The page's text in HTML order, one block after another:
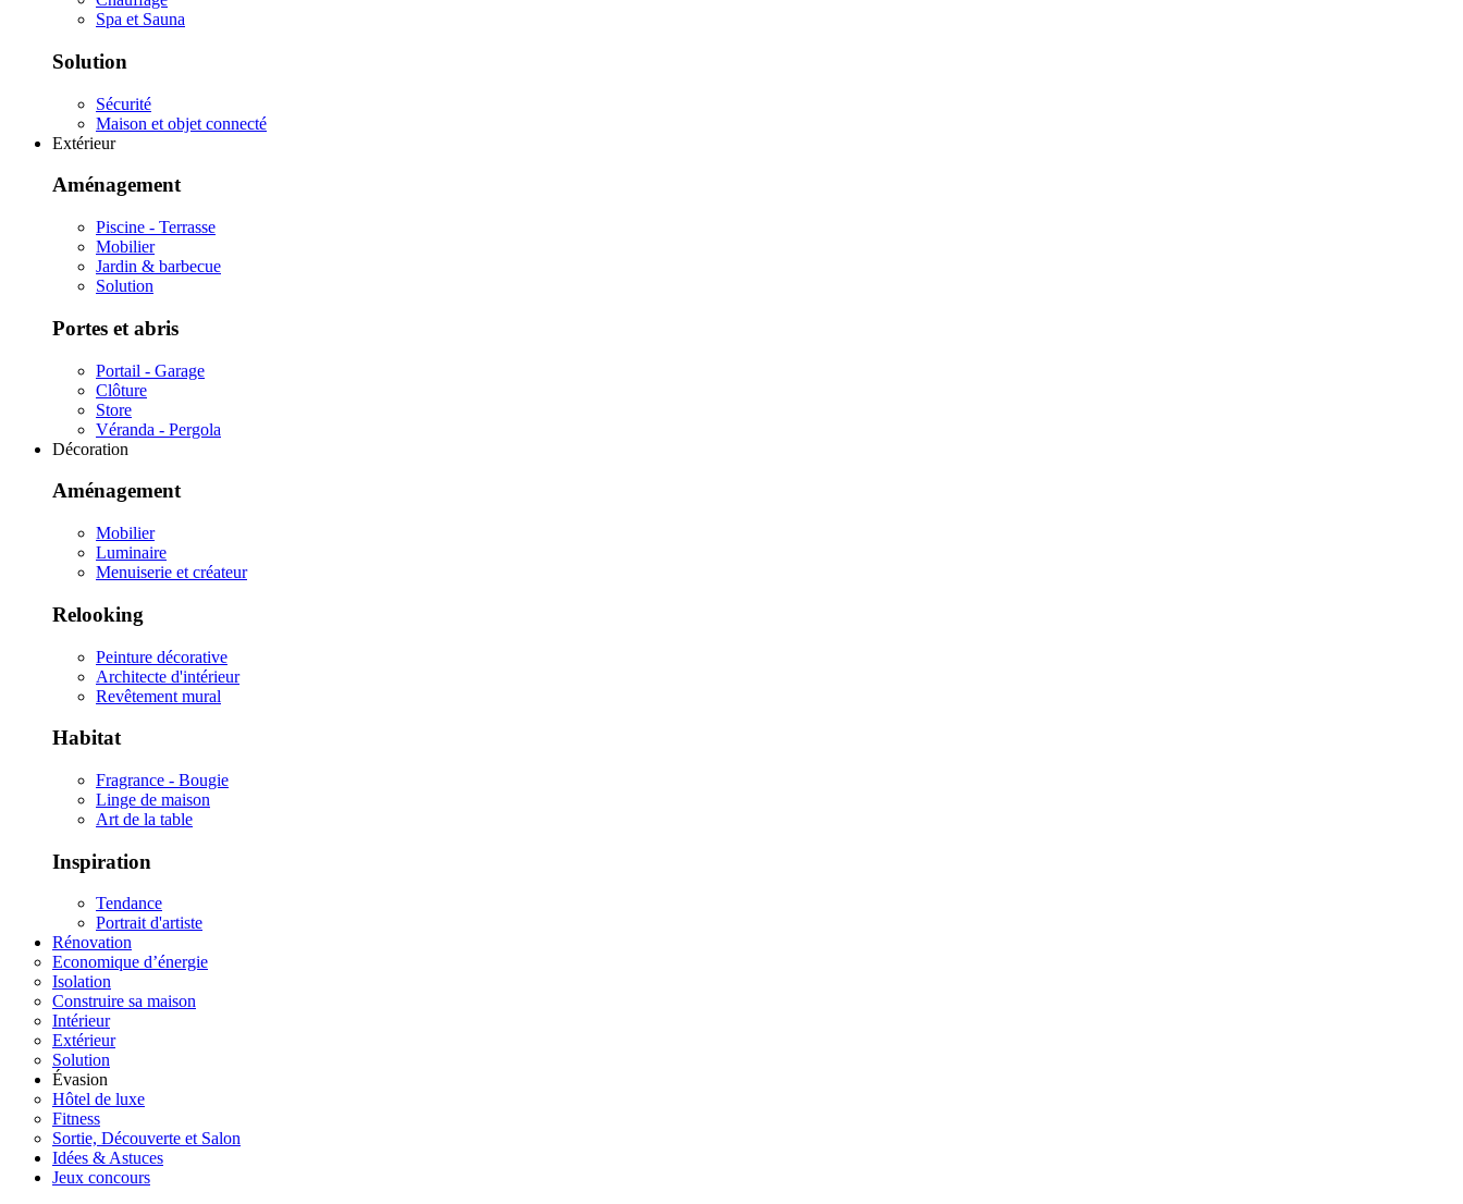
Spa et Sauna
Solution
Sécurité
Maison et objet connecté
Extérieur
Aménagement
Piscine - Terrasse
Mobilier
Jardin & barbecue
Solution
Portes et abris
Portail - Garage
Clôture
Store
Véranda - Pergola
Décoration
Aménagement
Mobilier
Luminaire
Menuiserie et créateur
Relooking
Peinture décorative
Architecte d'intérieur
Revêtement mural
Habitat
Fragrance - Bougie
Linge de maison
Art de la table
Inspiration
Tendance
Portrait d'artiste
Rénovation
Economique d’énergie
Isolation
Construire sa maison
Intérieur
Extérieur
Solution
Évasion
Hôtel de luxe
Fitness
Sortie, Découverte et Salon
Idées & Astuces
Jeux concours